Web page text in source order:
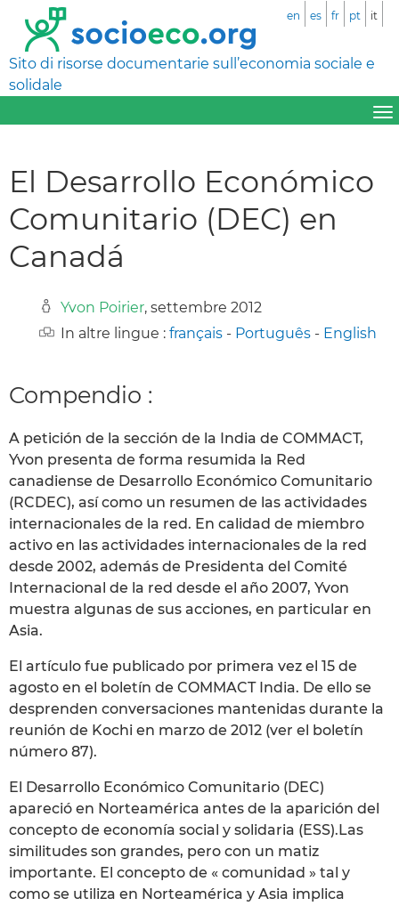
Sito di risorse documentarie sull’economia sociale e
solidale
en es fr pt it
El Desarrollo Económico
Comunitario (DEC) en
Canadá
Yvon Poirier, settembre 2012
In altre lingue : français - Português - English
Compendio :
A petición de la sección de la India de COMMACT,
Yvon presenta de forma resumida la Red
canadiense de Desarrollo Económico Comunitario
(RCDEC), así como un resumen de las actividades
internacionales de la red. En calidad de miembro
activo en las actividades internacionales de la red
desde 2002, además de Presidenta del Comité
Internacional de la red desde el año 2007, Yvon
muestra algunas de sus acciones, en particular en
Asia.
El artículo fue publicado por primera vez el 15 de
agosto en el boletín de COMMACT India. De ello se
desprenden conversaciones mantenidas durante la
reunión de Kochi en marzo de 2012 (ver el boletín
número 87).
El Desarrollo Económico Comunitario (DEC)
apareció en Norteamérica antes de la aparición del
concepto de economía social y solidaria (ESS).Las
similitudes son grandes, pero con un matiz
importante. El concepto de « comunidad » tal y
como se utiliza en Norteamérica y Asia implica